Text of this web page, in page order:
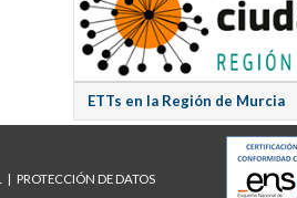
ETTs en la Región de Murcia
PROTECCIÓN DE DATOS